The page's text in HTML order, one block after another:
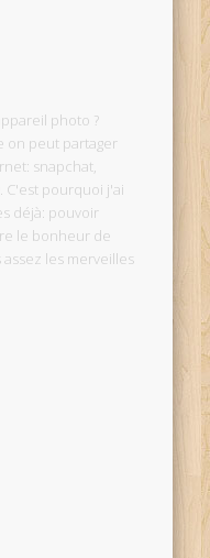
photo ?
on peut partager
snapchat,
C'est pourquoi j'ai
déjà: pouvoir
le bonheur de
les merveilles